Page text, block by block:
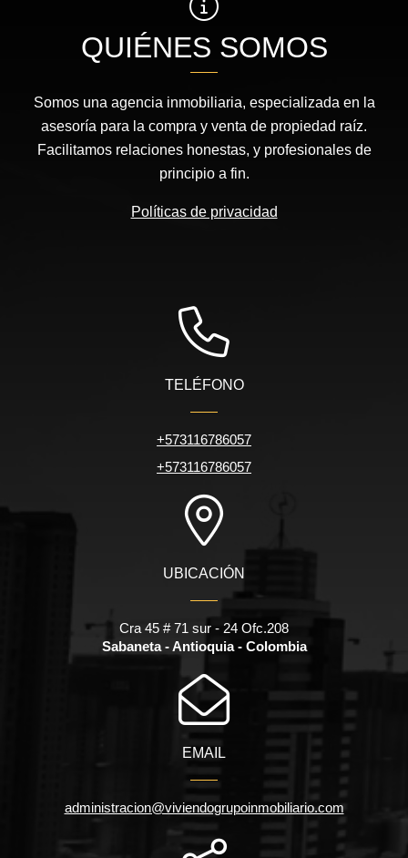
QUIÉNES SOMOS
Somos una agencia inmobiliaria, especializada en la
asesoría para la compra y venta de propiedad raíz.
Facilitamos relaciones honestas, y profesionales de
principio a fin.
Políticas de privacidad
TELÉFONO
+573116786057
+573116786057
UBICACIÓN
Cra 45 # 71 sur - 24 Ofc.208
Sabaneta - Antioquia - Colombia
EMAIL
administracion@viviendogrupoinmobiliario.com